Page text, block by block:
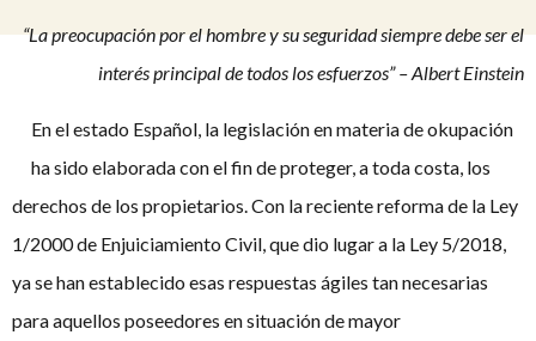
“La preocupación por el hombre y su seguridad siempre debe ser el
interés principal de todos los esfuerzos” – Albert Einstein
En el estado Español, la legislación en materia de okupación
ha sido elaborada con el fin de proteger, a toda costa, los
derechos de los propietarios. Con la reciente reforma de la Ley
1/2000 de Enjuiciamiento Civil, que dio lugar a la Ley 5/2018,
ya se han establecido esas respuestas ágiles tan necesarias
para aquellos poseedores en situación de mayor